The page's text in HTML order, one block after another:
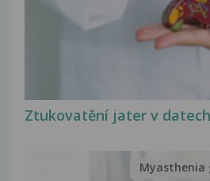
Ztukovatění jater v
Myasthenia